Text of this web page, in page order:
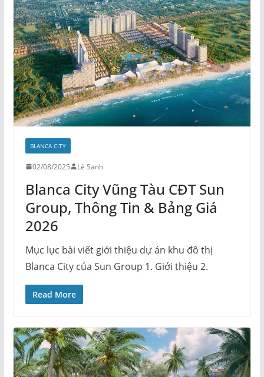
BLANCA CITY
02/08/2025 Lê Sanh
Blanca City Vũng Tàu CĐT Sun
Group, Thông Tin & Bảng Giá
2026
Mục lục bài viết giới thiệu dự án khu đô thị
Blanca City của Sun Group 1. Giới thiệu 2.
Read More